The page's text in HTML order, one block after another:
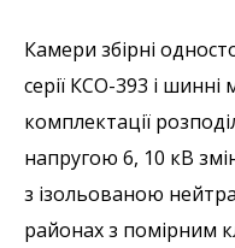
Камери збірні
серії КСО-393 і
комплектації
напругою 6, 10 кВ
з ізольованою
районах з помірним